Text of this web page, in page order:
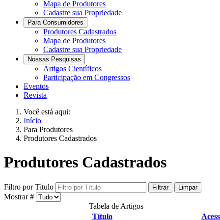
Mapa de Produtores
Cadastre sua Propriedade
Para Consumidores
Produtores Cadastrados
Mapa de Produtores
Cadastre sua Propriedade
Nossas Pesquisas
Artigos Científicos
Participação em Congressos
Eventos
Revista
Você está aqui:
Início
Para Produtores
Produtores Cadastrados
Produtores Cadastrados
Filtro por Título Filtrar Limpar
Mostrar #
Tabela de Artigos
Título